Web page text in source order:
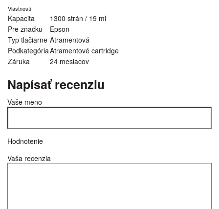
Vlastnosti
Kapacita
1300 strán / 19 ml
Pre značku
Epson
Typ tlačiarne Atramentová
PodkategóriaAtramentové cartridge
Záruka
24 mesiacov
Napísať recenziu
Vaše meno
Hodnotenie
Vaša recenzia